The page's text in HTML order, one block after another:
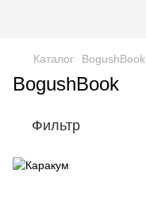
Каталог BogushBook
BogushBook
Фильтр